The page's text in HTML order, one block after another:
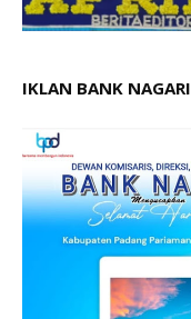
IKLAN BANK NAGARI